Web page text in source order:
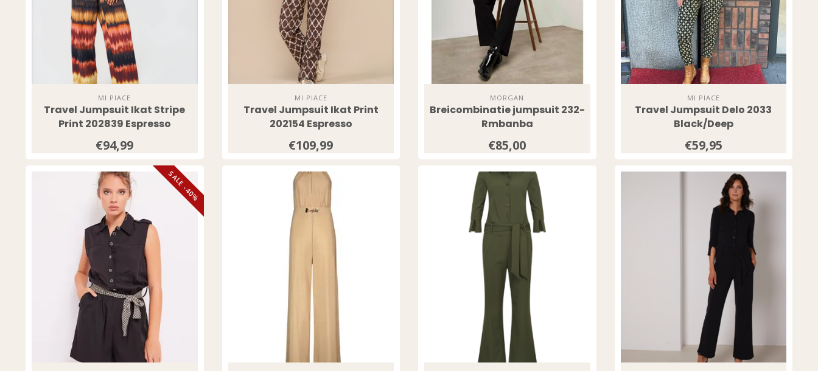
MI PIACE
Travel Jumpsuit Ikat Stripe
Print 202839 Espresso
€94,99
MI PIACE
Travel Jumpsuit Ikat Print
202154 Espresso
€109,99
MORGAN
Breicombinatie jumpsuit 232-
Rmbanba
€85,00
MI PIACE
Travel Jumpsuit Delo 2033
Black/Deep
€59,95
SALE -40%